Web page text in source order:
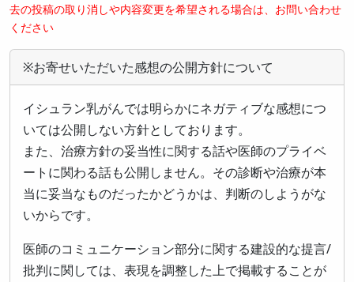
去の投稿の取り消しや内容変更を希望される場合は、お問い合わせ
ください
※お寄せいただいた感想の公開方針について
イシュラン乳がんでは明らかにネガティブな感想につ
いては公開しない方針としております。
また、治療方針の妥当性に関する話や医師のプライベ
ートに関わる話も公開しません。その診断や治療が本
当に妥当なものだったかどうかは、判断のしようがな
いからです。
医師のコミュニケーション部分に関する建設的な提言/
批判に関しては、表現を調整した上で掲載することが